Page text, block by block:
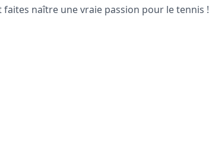
naître une vraie passion pour le tennis !